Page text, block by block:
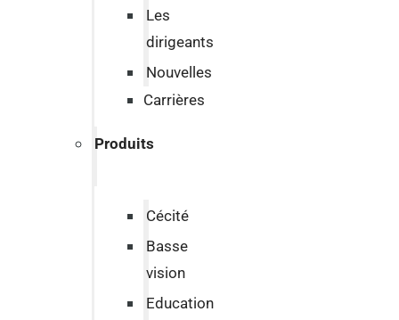
Les
dirigeants
Nouvelles
Carrières
Produits
Cécité
Basse
vision
Education